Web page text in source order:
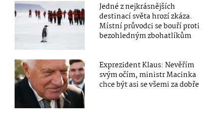
Jedné z nejkrásnějších
destinací světa hrozí zkáza.
Místní průvodci se bouří proti
bezohledným zbohatlíkům
Exprezident Klaus: Nevěřím
svým očím, ministr Macinka
chce být asi se všemi za dobře